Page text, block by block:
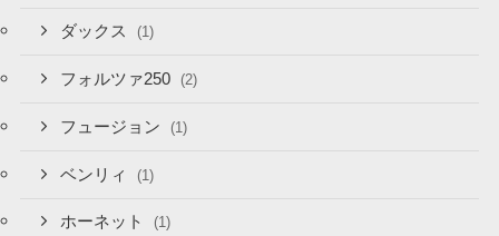
ダックス (1)
フォルツァ250 (2)
フュージョン (1)
ベンリィ (1)
ホーネット (1)